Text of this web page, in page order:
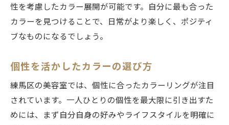
性を考慮したカラー展開が可能です。自分に最も合った
カラーを見つけることで、日常がより楽しく、ポジティ
ブなものになるでしょう。
個性を活かしたカラーの選び方
練馬区の美容室では、個性に合ったカラーリングが注目
されています。一人ひとりの個性を最大限に引き出すた
めには、まず自分自身の好みやライフスタイルを明確に